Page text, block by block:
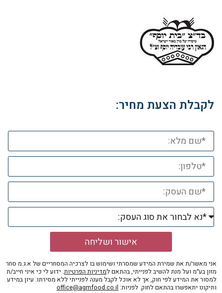
לקבלת הצעת מחיר:
אישור ושליחה
אני מאשר/ת את שמירת המידע שמסרתי ושימוש בו לצרכיה המסחריים של א.ג.מ סחר
מזון בע״מ ועל מנת להשיב לפנייתי, בהתאם למדיניות הפרטיות. ידוע לי כי איני חייב/ת
למסור את המידע לפי חוק, אך לא אוכל לקבל מענה לפנייתי ללא מסירתו. עיון במידע
ותיקונו יתאפשרו בהתאם לחוק. לפניות: office@agmfood.co.il